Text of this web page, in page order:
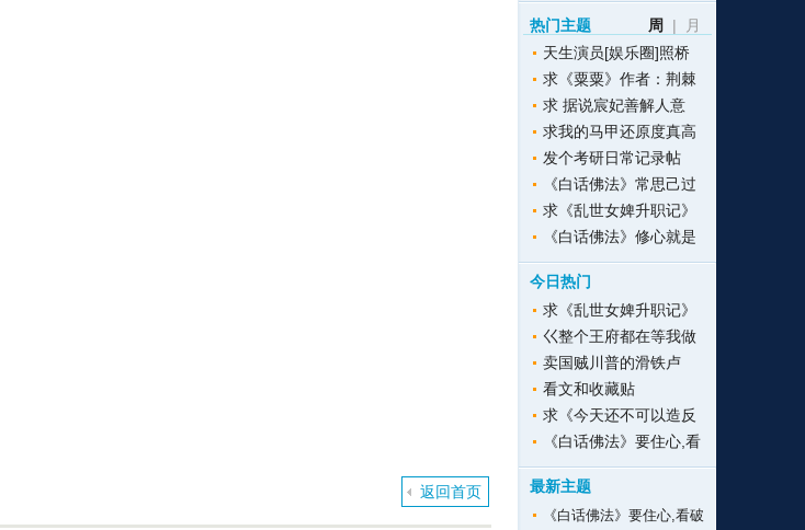
返回首页
周 | 月
热门主题
天生演员[娱乐圈]照桥
求《粟粟》作者：荆棘
求 据说宸妃善解人意
求我的马甲还原度真高
发个考研日常记录帖
《白话佛法》常思己过
求《乱世女婢升职记》
《白话佛法》修心就是
今日热门
求《乱世女婢升职记》
巜整个王府都在等我做
卖国贼川普的滑铁卢
看文和收藏贴
求《今天还不可以造反
《白话佛法》要住心,看
最新主题
《白话佛法》要住心,看破